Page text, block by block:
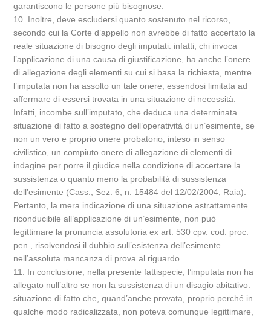
garantiscono le persone più bisognose.
10. Inoltre, deve escludersi quanto sostenuto nel ricorso,
secondo cui la Corte d’appello non avrebbe di fatto accertato la
reale situazione di bisogno degli imputati: infatti, chi invoca
l’applicazione di una causa di giustificazione, ha anche l’onere
di allegazione degli elementi su cui si basa la richiesta, mentre
l’imputata non ha assolto un tale onere, essendosi limitata ad
affermare di essersi trovata in una situazione di necessità.
Infatti, incombe sull’imputato, che deduca una determinata
situazione di fatto a sostegno dell’operatività di un’esimente, se
non un vero e proprio onere probatorio, inteso in senso
civilistico, un compiuto onere di allegazione di elementi di
indagine per porre il giudice nella condizione di accertare la
sussistenza o quanto meno la probabilità di sussistenza
dell’esimente (Cass., Sez. 6, n. 15484 del 12/02/2004, Raia).
Pertanto, la mera indicazione di una situazione astrattamente
riconducibile all’applicazione di un’esimente, non può
legittimare la pronuncia assolutoria ex art. 530 cpv. cod. proc.
pen., risolvendosi il dubbio sull’esistenza dell’esimente
nell’assoluta mancanza di prova al riguardo.
11. In conclusione, nella presente fattispecie, l’imputata non ha
allegato null’altro se non la sussistenza di un disagio abitativo:
situazione di fatto che, quand’anche provata, proprio perché in
qualche modo radicalizzata, non poteva comunque legittimare,